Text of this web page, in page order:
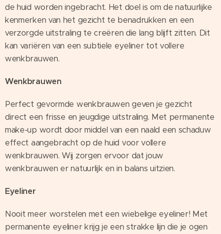
de huid worden ingebracht. Het doel is om de natuurlijke
kenmerken van het gezicht te benadrukken en een
verzorgde uitstraling te creëren die lang blijft zitten. Dit
kan variëren van een subtiele eyeliner tot vollere
wenkbrauwen.
Wenkbrauwen
Perfect gevormde wenkbrauwen geven je gezicht
direct een frisse en jeugdige uitstraling. Met permanente
make-up wordt door middel van een naald een schaduw
effect aangebracht op de huid voor vollere
wenkbrauwen. Wij zorgen ervoor dat jouw
wenkbrauwen er natuurlijk en in balans uitzien.
Eyeliner
Nooit meer worstelen met een wiebelige eyeliner! Met
permanente eyeliner krijg je een strakke lijn die je ogen